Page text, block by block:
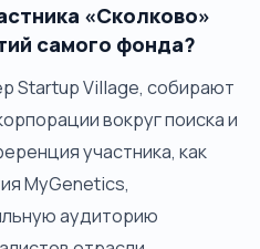
«Сколково»
самого фонда?
Startup Village, собирают
вокруг поиска и
участника, как
MyGenetics,
аудиторию